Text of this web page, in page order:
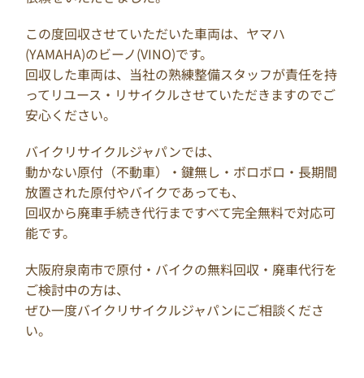
この度回収させていただいた車両は、ヤマハ
(YAMAHA)のビーノ(VINO)です。
回収した車両は、当社の熟練整備スタッフが責任を持
ってリユース・リサイクルさせていただきますのでご
安心ください。
バイクリサイクルジャパンでは、
動かない原付（不動車）・鍵無し・ボロボロ・長期間
放置された原付やバイクであっても、
回収から廃車手続き代行まですべて完全無料で対応可
能です。
大阪府泉南市で原付・バイクの無料回収・廃車代行を
ご検討中の方は、
ぜひ一度バイクリサイクルジャパンにご相談くださ
い。